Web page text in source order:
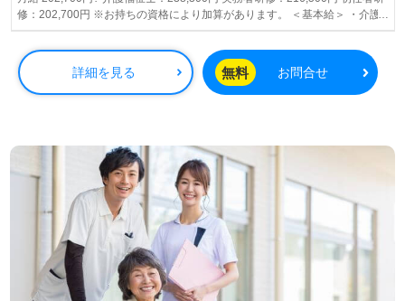
修：202,700円 ※お持ちの資格により加算があります。 ＜基本給＞ ・介護
福祉士：196,300円～ ・実務者、ヘル1：181,500円～ ・初任者、ヘル2：
167,700円～ 【給与内訳】介護福祉士の場合 「月給」238,300円 ・基本給：
196,300円 +夜勤手当：25,000円（5回分） +日祝手当：4,000円（2回分）
+精勤手当：6,000円 +特別手当：7,000円 ※他◇手当は該当者別途支給 「年
収」3,252,200円 ・賞与：392,600円 ≪手当詳細≫ ◆夜勤手当：5,000円/回
（通園）：25,000円/人月 ・3歳～就学前：10,000円/人月 ◇年末年始手当 ◇
時間外手当：1分から支給 ◇通勤手当：50,000円月上限 【昇給】年1回 【賞
与】年2回（5月、11月）※入社後4ヵ月目からが評価対象。 ≪給与支払≫月
末締め翌15日 賞与あり 昇給あり
詳細を見る 無料 お問合せ